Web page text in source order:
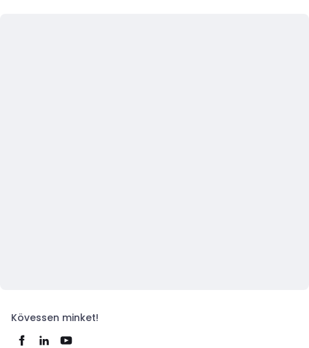
Kövessen minket!